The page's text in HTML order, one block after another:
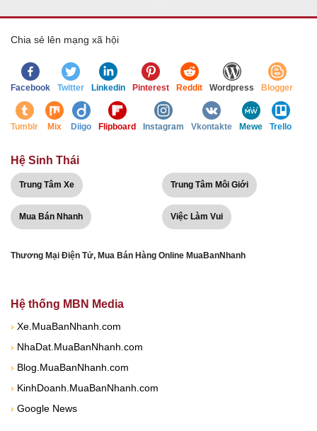
Chia sẻ lên mạng xã hội
Facebook Twitter Linkedin Pinterest Reddit Wordpress Blogger
Tumblr Mix Diigo Flipboard Instagram Vkontakte Mewe Trello
Hệ Sinh Thái
Trung Tâm Xe Trung Tâm Môi Giới
Mua Bán Nhanh Việc Làm Vui
Thương Mại Điện Tử, Mua Bán Hàng Online MuaBanNhanh
Hệ thống MBN Media
› Xe.MuaBanNhanh.com
› NhaDat.MuaBanNhanh.com
› Blog.MuaBanNhanh.com
› KinhDoanh.MuaBanNhanh.com
› Google News